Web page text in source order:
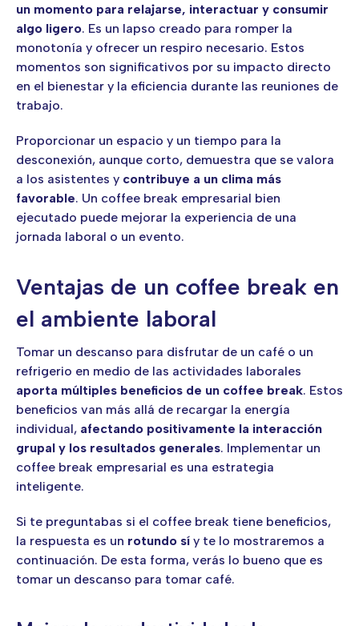
un momento para relajarse, interactuar y consumir
algo ligero. Es un lapso creado para romper la
monotonía y ofrecer un respiro necesario. Estos
momentos son significativos por su impacto directo
en el bienestar y la eficiencia durante las reuniones de
trabajo.
Proporcionar un espacio y un tiempo para la
desconexión, aunque corto, demuestra que se valora
a los asistentes y contribuye a un clima más
favorable. Un coffee break empresarial bien
ejecutado puede mejorar la experiencia de una
jornada laboral o un evento.
Ventajas de un coffee break en
el ambiente laboral
Tomar un descanso para disfrutar de un café o un
refrigerio en medio de las actividades laborales
aporta múltiples beneficios de un coffee break. Estos
beneficios van más allá de recargar la energía
individual, afectando positivamente la interacción
grupal y los resultados generales. Implementar un
coffee break empresarial es una estrategia
inteligente.
Si te preguntabas si el coffee break tiene beneficios,
la respuesta es un rotundo sí y te lo mostraremos a
continuación. De esta forma, verás lo bueno que es
tomar un descanso para tomar café.